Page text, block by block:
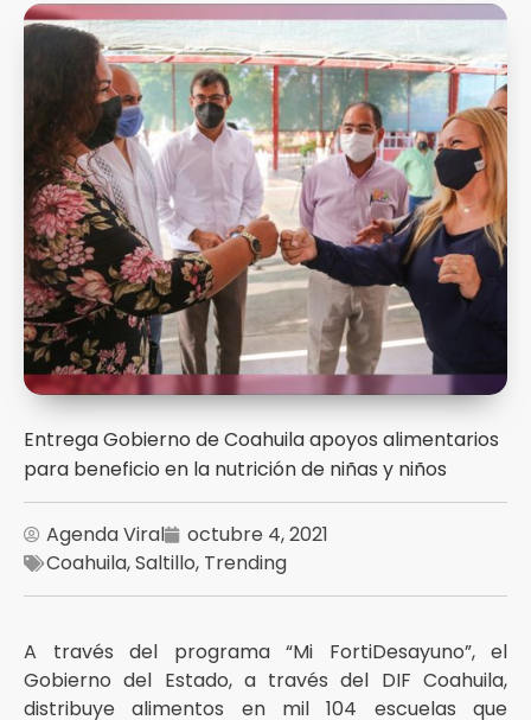
Entrega Gobierno de Coahuila apoyos alimentarios
para beneficio en la nutrición de niñas y niños
Agenda Viral
octubre 4, 2021
Coahuila,Saltillo, Trending
A través del programa “Mi FortiDesayuno”, el
Gobierno del Estado, a través del DIF Coahuila,
distribuye alimentos en mil 104 escuelas que